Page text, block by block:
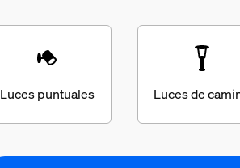
Luces puntuales Luces de